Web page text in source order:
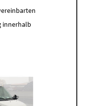
innerhalb